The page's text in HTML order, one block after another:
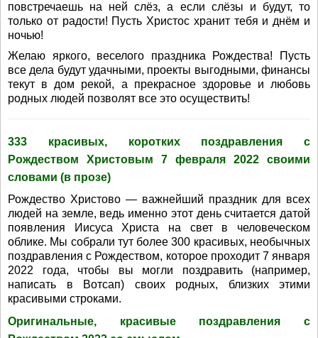
повстречаешь на ней слёз, а если слёзы и будут, то
только от радости! Пусть Христос хранит тебя и днём и
ночью!
Желаю яркого, веселого праздника Рождества! Пусть
все дела будут удачными, проекты выгодными, финансы
текут в дом рекой, а прекрасное здоровье и любовь
родных людей позволят все это осуществить!
333 красивых, коротких поздравления с
Рождеством Христовым 7 февраля 2022 своими
словами (в прозе)
Рождество Христово — важнейший праздник для всех
людей на земле, ведь именно этот день считается датой
появления Иисуса Христа на свет в человеческом
облике. Мы собрали тут более 300 красивых, необычных
поздравления с Рождеством, которое проходит 7 января
2022 года, чтобы вы могли поздравить (например,
написать в Вотсап) своих родных, близких этими
красивыми строками.
Оригинальные, красивые поздравления с